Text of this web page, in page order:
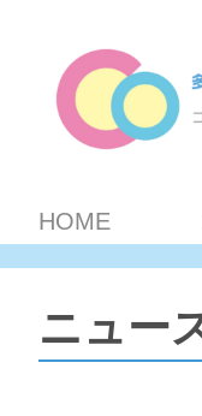
HOME
ニュー